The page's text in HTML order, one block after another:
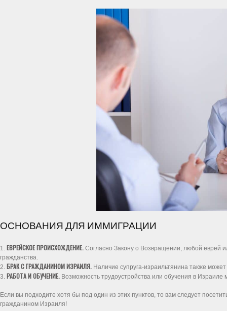
ОСНОВАНИЯ ДЛЯ ИММИГРАЦИИ
1. ЕВРЕЙСКОЕ ПРОИСХОЖДЕНИЕ. Согласно Закону о Возвращении, любой еврей
гражданства.
2. БРАК С ГРАЖДАНИНОМ ИЗРАИЛЯ. Наличие супруга-израильтянина также
3. РАБОТА И ОБУЧЕНИЕ. Возможность трудоустройства или обучения в
Если вы подходите хотя бы под один из этих пунктов, то вам следует
гражданином Израиля!